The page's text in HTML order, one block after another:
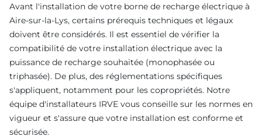
Avant l'installation de votre borne de recharge électrique à
Aire-sur-la-Lys, certains prérequis techniques et légaux
doivent être considérés. Il est essentiel de vérifier la
compatibilité de votre installation électrique avec la
puissance de recharge souhaitée (monophasée ou
triphasée). De plus, des réglementations spécifiques
s'appliquent, notamment pour les copropriétés. Notre
équipe d'installateurs IRVE vous conseille sur les normes en
vigueur et s'assure que votre installation est conforme et
sécurisée.